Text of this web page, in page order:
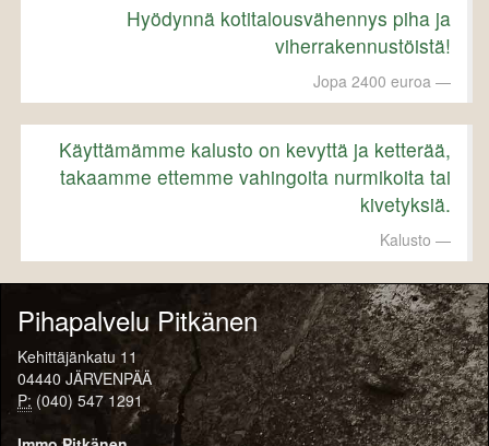
Hyödynnä kotitalousvähennys piha ja
viherrakennustöistä!
Jopa 2400 euroa
Käyttämämme kalusto on kevyttä ja ketterää,
takaamme ettemme vahingoita nurmikoita tai
kivetyksiä.
Kalusto
Pihapalvelu Pitkänen
Kehittäjänkatu 11
04440 JÄRVENPÄÄ
P: (040) 547 1291